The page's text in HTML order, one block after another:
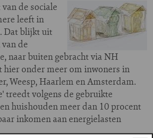
de sociale
leeft in
Dat blijkt uit
de
naar buiten gebracht via NH
hier onder meer om inwoners in
Weesp, Haarlem en Amsterdam.
treedt volgens de gebruikte
huishouden meer dan 10 procent
inkomen aan energielasten